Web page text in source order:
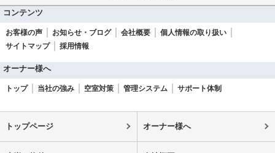
コンテンツ
お客様の声 お知らせ・ブログ 会社概要
個人情報の取り扱い
サイトマップ
採用情報
オーナー様へ
トップ 当社の強み 空室対策 管理システム サポート体制
トップページ オーナー様へ